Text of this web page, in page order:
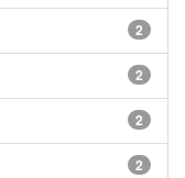
2
2
2
2